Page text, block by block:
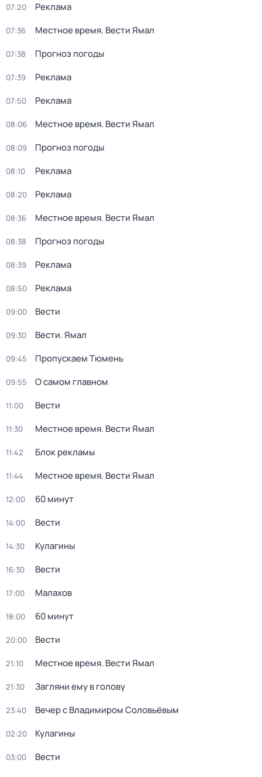
07:20 Реклама
07:36 Местное время. Вести Ямал
07:38 Прогноз погоды
07:39 Реклама
07:50 Реклама
08:06 Местное время. Вести Ямал
08:09 Прогноз погоды
08:10 Реклама
08:20 Реклама
08:36 Местное время. Вести Ямал
08:38 Прогноз погоды
08:39 Реклама
08:50 Реклама
09:00 Вести
09:30 Вести. Ямал
09:45 Пропускаем Тюмень
09:55 О самом главном
11:00 Вести
11:30 Местное время. Вести Ямал
11:42 Блок рекламы
11:44 Местное время. Вести Ямал
12:00 60 минут
14:00 Вести
14:30 Кулагины
16:30 Вести
17:00 Малахов
18:00 60 минут
20:00 Вести
21:10 Местное время. Вести Ямал
21:30 Загляни ему в голову
23:40 Вечер с Владимиром Соловьёвым
02:20 Кулагины
03:00 Вести